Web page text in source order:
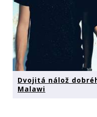
Dvojitá nálož
Malawi